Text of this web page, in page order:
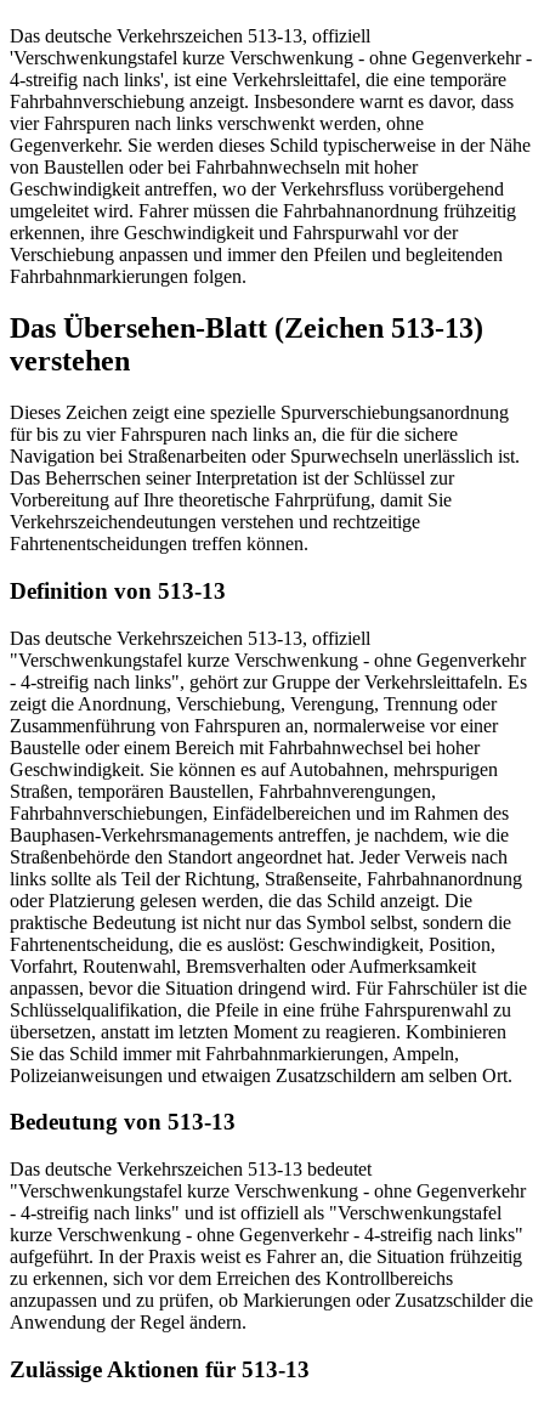
Das deutsche Verkehrszeichen 513-13, offiziell
'Verschwenkungstafel kurze Verschwenkung - ohne Gegenverkehr -
4-streifig nach links', ist eine Verkehrsleittafel, die eine temporäre
Fahrbahnverschiebung anzeigt. Insbesondere warnt es davor, dass
vier Fahrspuren nach links verschwenkt werden, ohne
Gegenverkehr. Sie werden dieses Schild typischerweise in der Nähe
von Baustellen oder bei Fahrbahnwechseln mit hoher
Geschwindigkeit antreffen, wo der Verkehrsfluss vorübergehend
umgeleitet wird. Fahrer müssen die Fahrbahnanordnung frühzeitig
erkennen, ihre Geschwindigkeit und Fahrspurwahl vor der
Verschiebung anpassen und immer den Pfeilen und begleitenden
Fahrbahnmarkierungen folgen.
Das Übersehen-Blatt (Zeichen 513-13)
verstehen
Dieses Zeichen zeigt eine spezielle Spurverschiebungsanordnung
für bis zu vier Fahrspuren nach links an, die für die sichere
Navigation bei Straßenarbeiten oder Spurwechseln unerlässlich ist.
Das Beherrschen seiner Interpretation ist der Schlüssel zur
Vorbereitung auf Ihre theoretische Fahrprüfung, damit Sie
Verkehrszeichendeutungen verstehen und rechtzeitige
Fahrtenentscheidungen treffen können.
Definition von 513-13
Das deutsche Verkehrszeichen 513-13, offiziell
"Verschwenkungstafel kurze Verschwenkung - ohne Gegenverkehr
- 4-streifig nach links", gehört zur Gruppe der Verkehrsleittafeln. Es
zeigt die Anordnung, Verschiebung, Verengung, Trennung oder
Zusammenführung von Fahrspuren an, normalerweise vor einer
Baustelle oder einem Bereich mit Fahrbahnwechsel bei hoher
Geschwindigkeit. Sie können es auf Autobahnen, mehrspurigen
Straßen, temporären Baustellen, Fahrbahnverengungen,
Fahrbahnverschiebungen, Einfädelbereichen und im Rahmen des
Bauphasen-Verkehrsmanagements antreffen, je nachdem, wie die
Straßenbehörde den Standort angeordnet hat. Jeder Verweis nach
links sollte als Teil der Richtung, Straßenseite, Fahrbahnanordnung
oder Platzierung gelesen werden, die das Schild anzeigt. Die
praktische Bedeutung ist nicht nur das Symbol selbst, sondern die
Fahrtenentscheidung, die es auslöst: Geschwindigkeit, Position,
Vorfahrt, Routenwahl, Bremsverhalten oder Aufmerksamkeit
anpassen, bevor die Situation dringend wird. Für Fahrschüler ist die
Schlüsselqualifikation, die Pfeile in eine frühe Fahrspurenwahl zu
übersetzen, anstatt im letzten Moment zu reagieren. Kombinieren
Sie das Schild immer mit Fahrbahnmarkierungen, Ampeln,
Polizeianweisungen und etwaigen Zusatzschildern am selben Ort.
Bedeutung von 513-13
Das deutsche Verkehrszeichen 513-13 bedeutet
"Verschwenkungstafel kurze Verschwenkung - ohne Gegenverkehr
- 4-streifig nach links" und ist offiziell als "Verschwenkungstafel
kurze Verschwenkung - ohne Gegenverkehr - 4-streifig nach links"
aufgeführt. In der Praxis weist es Fahrer an, die Situation frühzeitig
zu erkennen, sich vor dem Erreichen des Kontrollbereichs
anzupassen und zu prüfen, ob Markierungen oder Zusatzschilder die
Anwendung der Regel ändern.
Zulässige Aktionen für 513-13